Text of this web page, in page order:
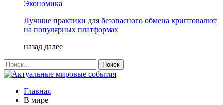
Экономика
Лучшие практики для безопасного обмена криптовалют
на популярных платформах
назад далее
Главная
В мире